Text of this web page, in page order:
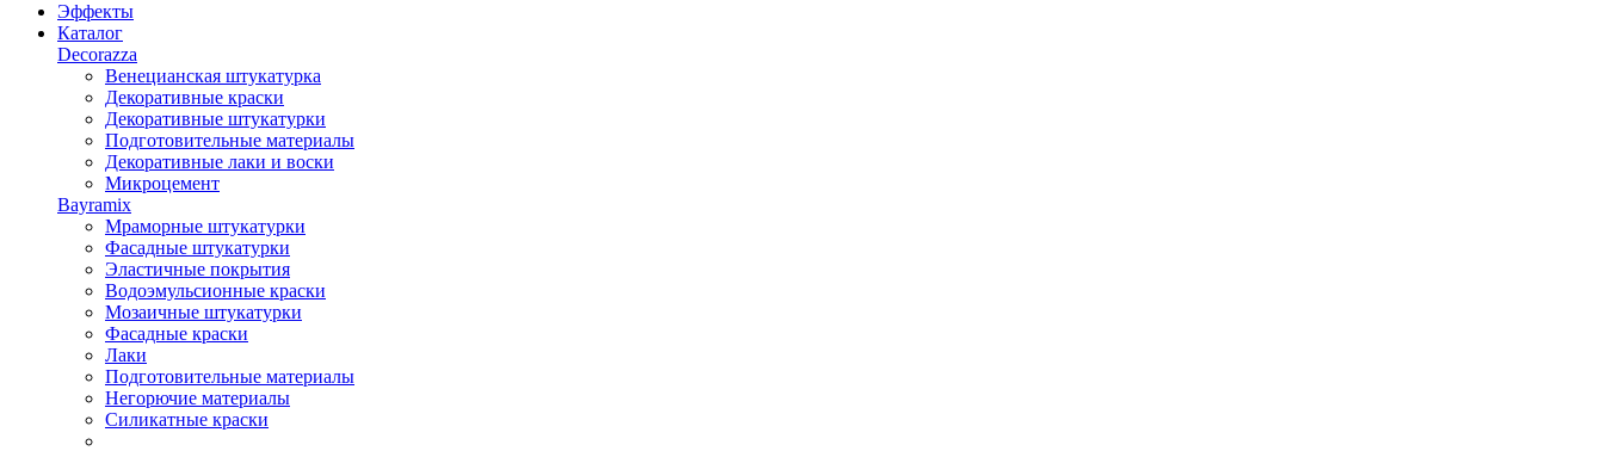
Эффекты
Каталог
Decorazza
Венецианская штукатурка
Декоративные краски
Декоративные штукатурки
Подготовительные материалы
Декоративные лаки и воски
Микроцемент
Bayramix
Мраморные штукатурки
Фасадные штукатурки
Эластичные покрытия
Водоэмульсионные краски
Мозаичные штукатурки
Фасадные краски
Лаки
Подготовительные материалы
Негорючие материалы
Силикатные краски